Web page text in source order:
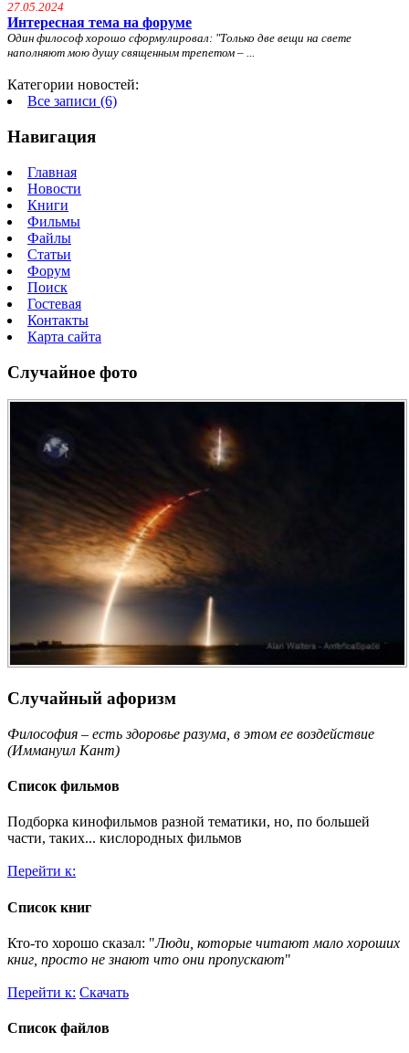
27.05.2024
Интересная тема на форуме
Один философ хорошо сформулировал: "Только две вещи на свете
наполняют мою душу священным трепетом – ...
Категории новостей:
Все записи (6)
Навигация
Главная
Новости
Книги
Фильмы
Файлы
Статьи
Форум
Поиск
Гостевая
Контакты
Карта сайта
Случайное фото
Случайный афоризм
Философия – есть здоровье разума, в этом ее воздействие
(Иммануил Кант)
Список фильмов
Подборка кинофильмов разной тематики, но, по большей
части, таких... кислородных фильмов
Перейти к:
Список книг
Кто-то хорошо сказал: "Люди, которые читают мало хороших
книг, просто не знают что они пропускают"
Перейти к: Скачать
Список файлов